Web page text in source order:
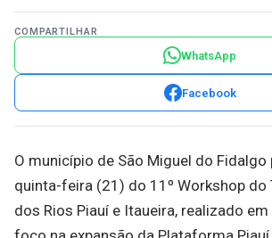
COMPARTILHAR
WhatsApp
Facebook
O município de São Miguel do
quinta-feira (21) do 11º Workshop do
dos Rios Piauí e Itaueira, realizado